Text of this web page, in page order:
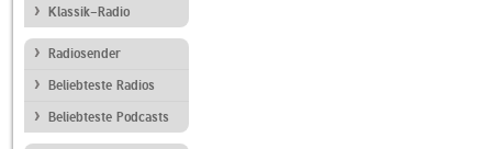
Klassik-Radio
Radiosender
Beliebteste Radios
Beliebteste Podcasts